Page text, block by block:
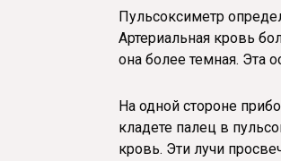
Пульсоксиметр
Артериальная кровь
она более темная. Эта
На одной стороне
кладете палец в
кровь. Эти лучи